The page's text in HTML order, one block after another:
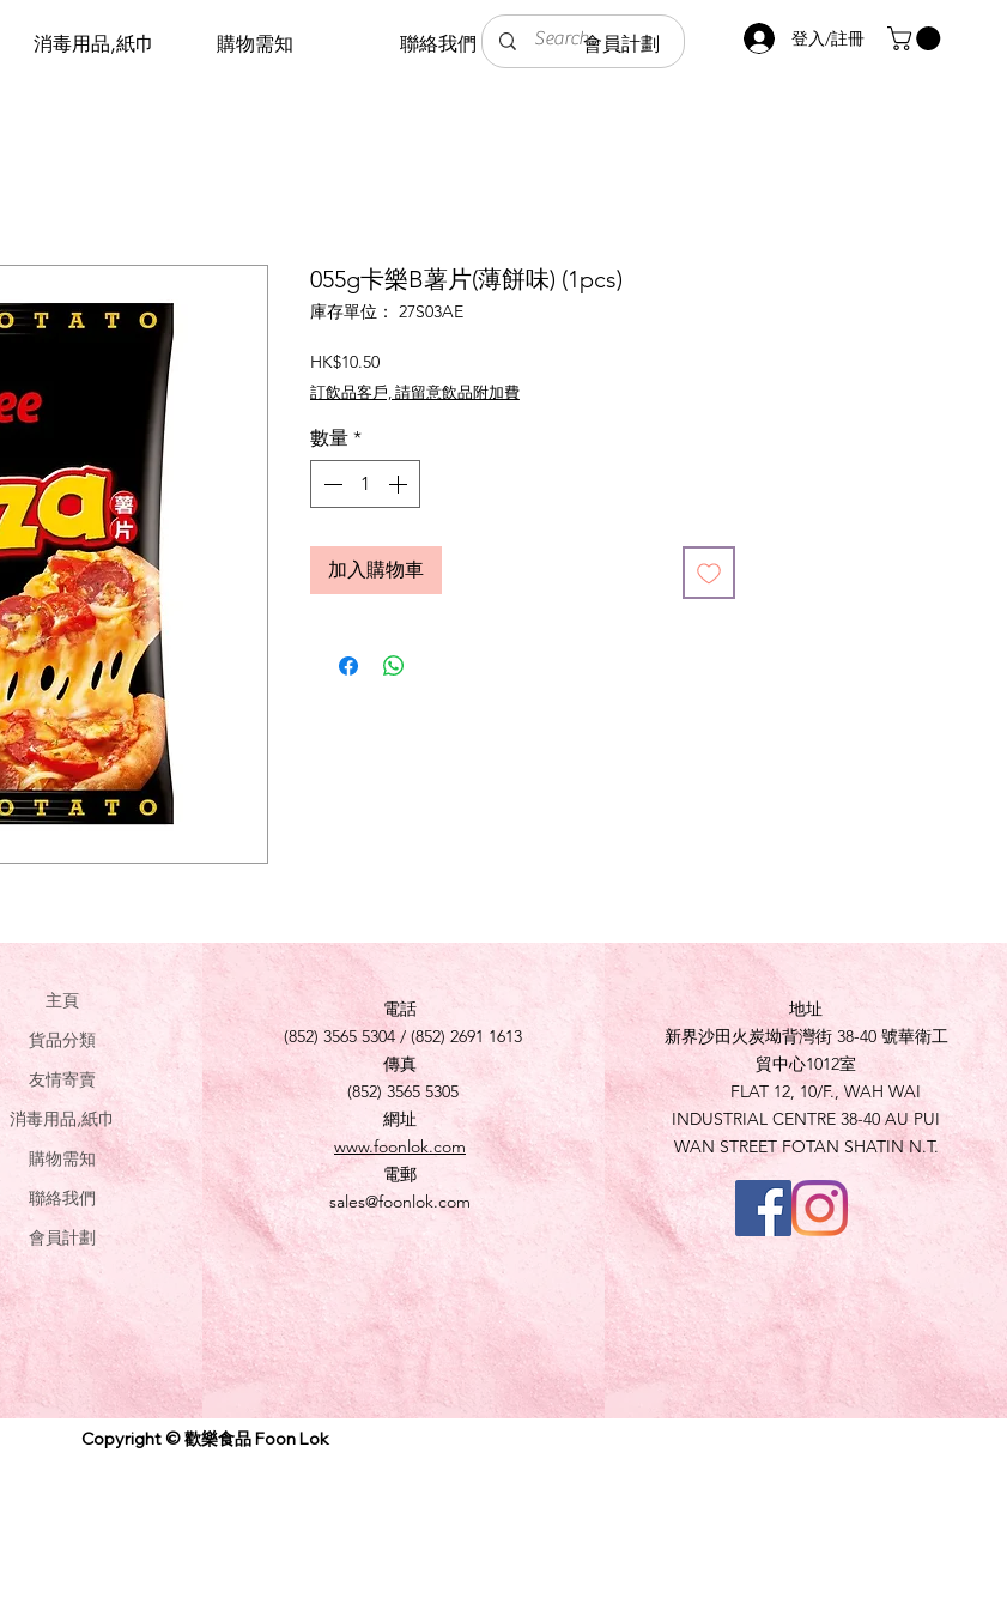
登入/註冊
消毒用品,紙巾 購物需知 聯絡我們 會員計劃
055g卡樂B薯片(薄餅味) (1pcs)
庫存單位： 27S03AE
HK$10.50價
格
訂飲品客戶, 請留意飲品附加費
數量 *
加入購物車
主頁
貨品分類
友情寄賣
消毒用品,紙巾
購物需知
聯絡我們
會員計劃
電話
(852) 3565 5304 / (852) 2691 1613
傳真
(852) 3565 5305
網址
www.foonlok.com
電郵
sales@foonlok.com
地址
新界沙田火炭坳背灣街 38-40 號華衛工
貿中心1012室
FLAT 12, 10/F., WAH WAI
INDUSTRIAL CENTRE 38-40 AU PUI
WAN STREET FOTAN SHATIN N.T.
Copyright © 歡樂食品 Foon Lok